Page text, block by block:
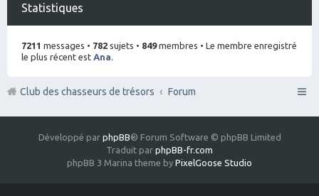
Statistiques
7211 messages • 782 sujets • 849membres • Le membre enregistré
le plus récent est Ana
Club des chasseurs de trésors Forum
Développé par phpBB® Forum Software © phpBB Limited
Traduit par phpBB-fr.com
phpBB 3 Marina theme by PixelGoose Studio